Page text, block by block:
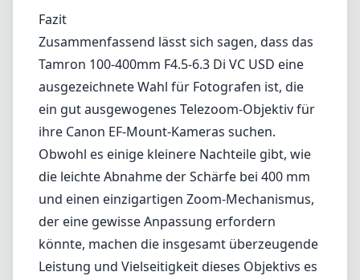
Fazit
Zusammenfassend lässt sich sagen, dass das
Tamron 100-400mm F4.5-6.3 Di VC USD eine
ausgezeichnete Wahl für Fotografen ist, die
ein gut ausgewogenes Telezoom-Objektiv für
ihre Canon EF-Mount-Kameras suchen.
Obwohl es einige kleinere Nachteile gibt, wie
die leichte Abnahme der Schärfe bei 400 mm
und einen einzigartigen Zoom-Mechanismus,
der eine gewisse Anpassung erfordern
könnte, machen die insgesamt überzeugende
Leistung und Vielseitigkeit dieses Objektivs es